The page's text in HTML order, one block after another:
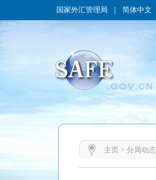
国家外汇管理局 简体中文
主页> 分局动态